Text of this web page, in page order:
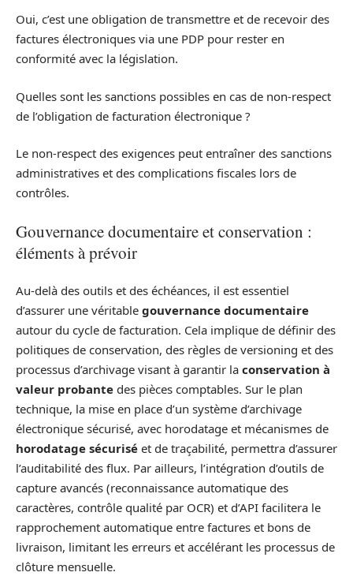
Oui, c’est une obligation de transmettre et de recevoir des
factures électroniques via une PDP pour rester en
conformité avec la législation.
Quelles sont les sanctions possibles en cas de non-respect
de l’obligation de facturation électronique ?
Le non-respect des exigences peut entraîner des sanctions
administratives et des complications fiscales lors de
contrôles.
Gouvernance documentaire et conservation :
éléments à prévoir
Au-delà des outils et des échéances, il est essentiel
d’assurer une véritable gouvernance documentaire
autour du cycle de facturation. Cela implique de définir des
politiques de conservation, des règles de versioning et des
processus d’archivage visant à garantir la conservation à
valeur probante des pièces comptables. Sur le plan
technique, la mise en place d’un système d’archivage
électronique sécurisé, avec horodatage et mécanismes de
horodatage sécurisé et de traçabilité, permettra d’assurer
l’auditabilité des flux. Par ailleurs, l’intégration d’outils de
capture avancés (reconnaissance automatique des
caractères, contrôle qualité par OCR) et d’API facilitera le
rapprochement automatique entre factures et bons de
livraison, limitant les erreurs et accélérant les processus de
clôture mensuelle.